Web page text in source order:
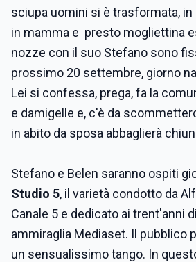
sciupa uomini si è trasformata, in
in mamma e presto mogliettina
nozze con il suo Stefano sono
prossimo 20 settembre, giorno
Lei si confessa, prega, fa la
e damigelle e, c'è da
in abito da sposa abbaglierà
Stefano e Belen saranno ospiti
Studio 5, il varietà condotto da
Canale 5 e dedicato ai trent'anni
ammiraglia Mediaset. Il pubblico
un sensualissimo tango. In